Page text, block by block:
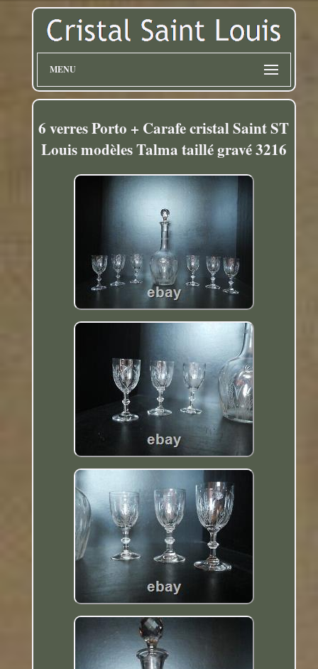
MENU
6 verres Porto + Carafe cristal Saint ST
Louis modèles Talma taillé gravé 3216